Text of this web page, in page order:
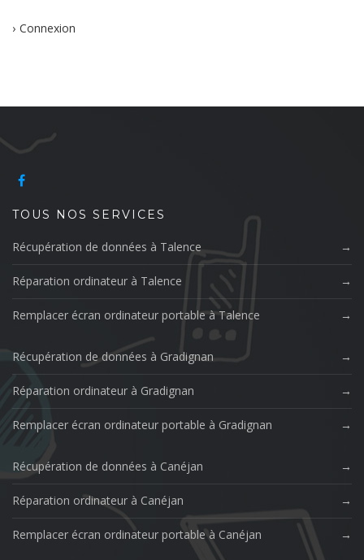
Connexion
TOUS NOS SERVICES
Récupération de données à Talence
Réparation ordinateur à Talence
Remplacer écran ordinateur portable à Talence
Récupération de données à Gradignan
Réparation ordinateur à Gradignan
Remplacer écran ordinateur portable à Gradignan
Récupération de données à Canéjan
Réparation ordinateur à Canéjan
Remplacer écran ordinateur portable à Canéjan